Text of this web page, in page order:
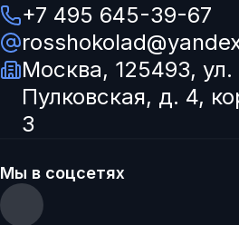
+7 495 645-39-67
Москва, 125493, ул.
Пулковская, д. 4,
3
Мы в соцсетях